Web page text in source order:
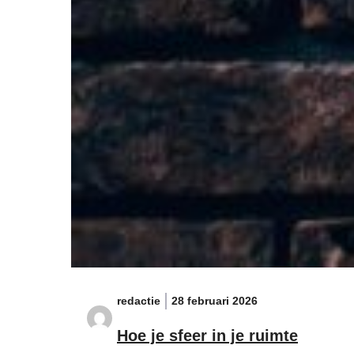
redactie 28 februari 2026
Hoe je sfeer in je ruimte